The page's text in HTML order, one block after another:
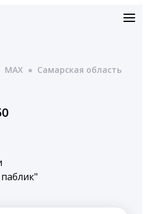
MAX ● Самарская область